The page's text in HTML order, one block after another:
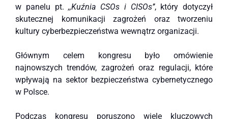
w panelu pt.,,Kuźnia CSOs i CISOs’’, który dotyczył
skutecznej komunikacji zagrożeń oraz tworzeniu
kultury cyberbezpieczeństwa wewnątrz organizacji.
Głównym celem kongresu było omówienie
najnowszych trendów, zagrożeń oraz regulacji, które
wpływają na sektor bezpieczeństwa cybernetycznego
w Polsce.
Podczas kongresu poruszono wiele kluczowych